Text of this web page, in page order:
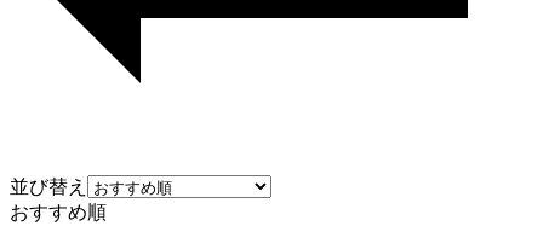
並び替え
おすすめ順